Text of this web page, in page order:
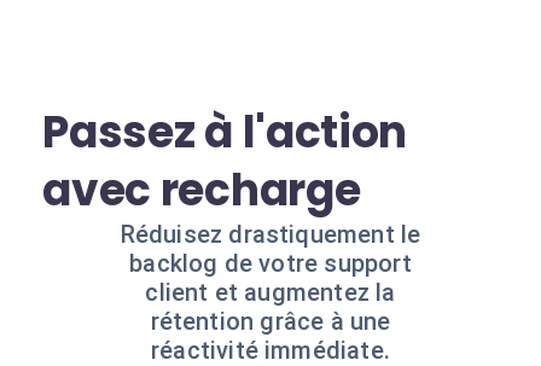
Passez à l'action
avec recharge
Réduisez drastiquement le
backlog de votre support
client et augmentez la
rétention grâce à une
réactivité immédiate.